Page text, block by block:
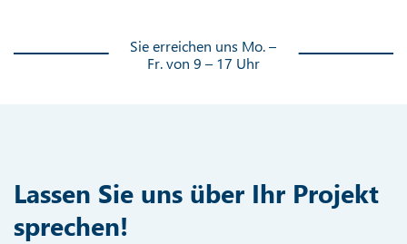
Sie erreichen uns Mo. –
Fr. von 9 – 17 Uhr
Lassen Sie uns über Ihr Projekt
sprechen!